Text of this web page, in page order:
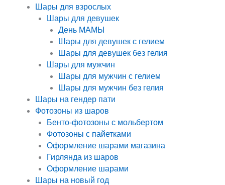
Шары для взрослых
Шары для девушек
День МАМЫ
Шары для девушек с гелием
Шары для девушек без гелия
Шары для мужчин
Шары для мужчин с гелием
Шары для мужчин без гелия
Шары на гендер пати
Фотозоны из шаров
Бенто-фотозоны с мольбертом
Фотозоны с пайетками
Оформление шарами магазина
Гирлянда из шаров
Оформление шарами
Шары на новый год